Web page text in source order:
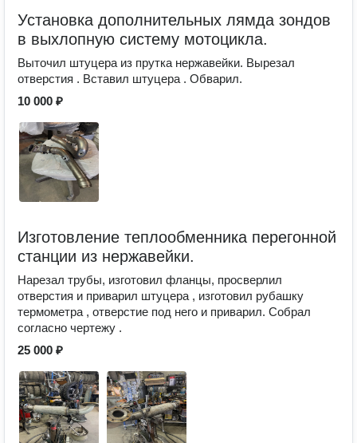
Установка дополнительных лямда зондов
в выхлопную систему мотоцикла.
Выточил штуцера из прутка нержавейки. Вырезал
отверстия . Вставил штуцера . Обварил.
10 000 ₽
Изготовление теплообменника перегонной
станции из нержавейки.
Нарезал трубы, изготовил фланцы, просверлил
отверстия и приварил штуцера , изготовил рубашку
термометра , отверстие под него и приварил. Собрал
согласно чертежу .
25 000 ₽